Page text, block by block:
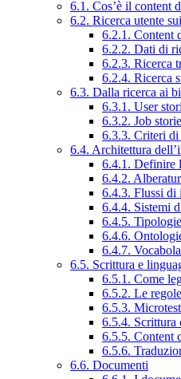
6.1. Cos’è il content
6.2. Ricerca utente
6.2.1. Content
6.2.2. Dati di
6.2.3. Ricerca
6.2.4. Ricerca
6.3. Dalla ricerca ai
6.3.1. User
6.3.2. Job
6.3.3. Criteri di
6.4. Architettura
6.4.1. Definire
6.4.2.
6.4.3. Flussi di
6.4.4. Sistemi
6.4.5.
6.4.6.
6.4.7.
6.5. Scrittura e
6.5.1. Come
6.5.2. Le
6.5.3.
6.5.4. Scrittura
6.5.5. Content
6.5.6.
6.6. Documenti